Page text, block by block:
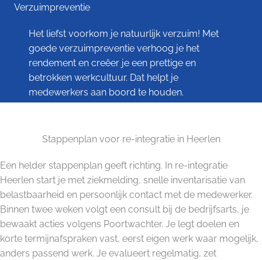
Verzuimpreventie
Het liefst voorkom je natuurlijk verzuim! Met
goede verzuimpreventie verhoog je het
rendement en creëer je een prettige en
betrokken werkcultuur. Dat helpt je
medewerkers aan boord te houden.
Stappenplan voor re-integratie in Heerlen
Een helder stappenplan geeft richting. In re-integratie
Heerlen start je met ziekmelding, snelle inventarisatie van
belastbaarheid en persoonlijk contact met de medewerker.
Binnen twee weken volgt een consult bij de bedrijfsarts, je
bewaakt acties volgens Poortwachter. Je legt doelen en
korte termijnafspraken vast, eerst eigen werk waar mogelijk,
anders passend werk. Je evalueert regelmatig, zet